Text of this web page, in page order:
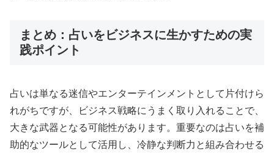
まとめ：占いをビジネスに生かすための実
践ポイント
占いは単なる迷信やエンターテインメントとして片付けら
れがちですが、ビジネス戦略にうまく取り入れることで、
大きな武器となる可能性があります。重要なのは占いを補
助的なツールとして活用し、冷静な判断力と組み合わせる